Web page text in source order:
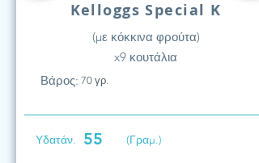
Kelloggs Special K
(με κόκκινα φρούτα)
x9 κουτάλια
Βάρος: 70 γρ.
Υδατάν. 55 (Γραμ.)